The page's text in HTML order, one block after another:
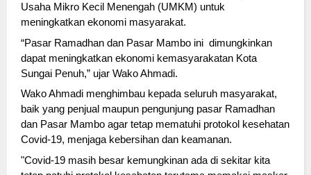
Usaha Mikro Kecil Menengah (UMKM) untuk
meningkatkan ekonomi masyarakat.
“Pasar Ramadhan dan Pasar Mambo ini  dimungkinkan
dapat meningkatkan ekonomi kemasyarakatan Kota
Sungai Penuh,” ujar Wako Ahmadi.
Wako Ahmadi menghimbau kepada seluruh masyarakat,
baik yang penjual maupun pengunjung pasar Ramadhan
dan Pasar Mambo agar tetap mematuhi protokol kesehatan
Covid-19, menjaga kebersihan dan keamanan.
"Covid-19 masih besar kemungkinan ada di sekitar kita